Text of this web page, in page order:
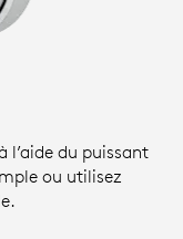
l’aide du puissant
ou utilisez